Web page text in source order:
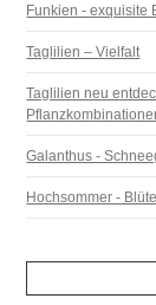
Funkien - exquisite
Taglilien – Vielfalt
Taglilien neu
Galanthus -
Hochsommer -